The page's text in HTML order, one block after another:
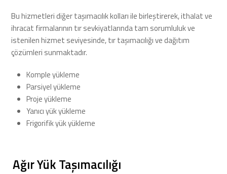
Bu hizmetleri diğer taşımacılık kolları ile birleştirerek, ithalat ve
ihracat firmalarının tır sevkiyatlarında tam sorumluluk ve
istenilen hizmet seviyesinde, tır taşımacılığı ve dağıtım
çözümleri sunmaktadır.
Komple yükleme
Parsiyel yükleme
Proje yükleme
Yanıcı yük yükleme
Frigorifik yük yükleme
Ağır Yük Taşımacılığı